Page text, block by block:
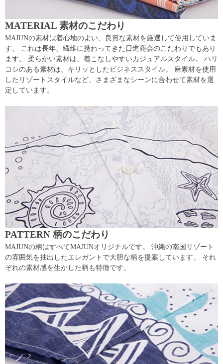
MATERIAL 素材のこだわり
MAJUNの素材は着心地のよい、良質な素材を厳選して使用していま
す。 これは長年、繊維に携わってきた日進商会のこだわりでもあり
ます。 柔らかい素材は、着こなしやすいカジュアルスタイル。 ハリ
コシのある素材は、キリッとしたビジネススタイル。 麻素材を使用
したリゾートスタイルなど、さまざまなシーンに合わせて素材を選
定しています。
PATTERN 柄のこだわり
MAJUNの柄はすべてMAJUNオリジナルです。 沖縄の南国リゾート
の雰囲気を抽出したエレガントで大胆な柄を提案しています。 それ
ぞれの素材感を生かした柄も特徴です。